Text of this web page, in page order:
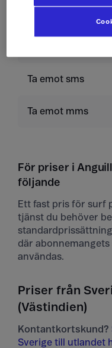
Ta emot sms
Ta emot mms
För priser i
följande
Ett fast pris för surf
tjänst du behöver
där
användas.
Priser från
(Västindien)
Kontantkortskund?
Sverige till utlandet